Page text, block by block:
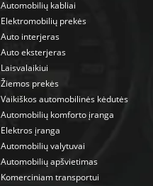
Automobilių kabliai
Elektromobilių prekės
Auto interjeras
Auto eksterjeras
Laisvalaikiui
Žiemos prekės
Vaikiškos automobilinės kėdutės
Automobilių komforto įranga
Elektros įranga
Automobilių valytuvai
Automobilių apšvietimas
Komerciniam transportui